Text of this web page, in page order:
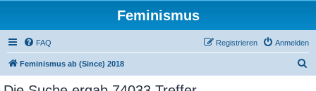
Feminismus
FAQ Anmelden
Registrieren
Feminismus ab (Since) 2018